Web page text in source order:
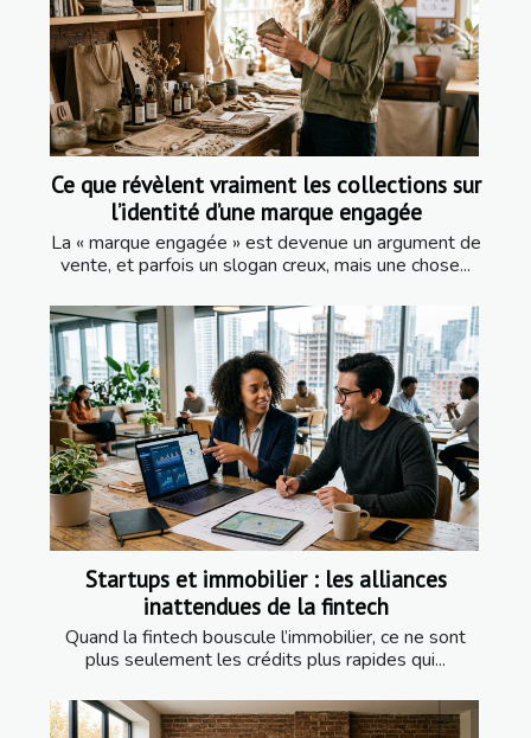
Ce que révèlent vraiment les collections sur
l’identité d’une marque engagée
La « marque engagée » est devenue un argument de
vente, et parfois un slogan creux, mais une chose...
Startups et immobilier : les alliances
inattendues de la fintech
Quand la fintech bouscule l’immobilier, ce ne sont
plus seulement les crédits plus rapides qui...